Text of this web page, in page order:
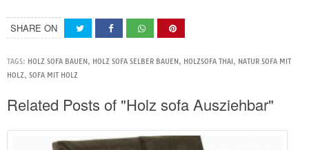
SHARE ON
TAGS: HOLZ SOFA BAUEN , HOLZ SOFA SELBER BAUEN , HOLZSOFA THAI , NATUR SOFA MIT
HOLZ, SOFA MIT HOLZ
Related Posts of "Holz sofa Ausziehbar"